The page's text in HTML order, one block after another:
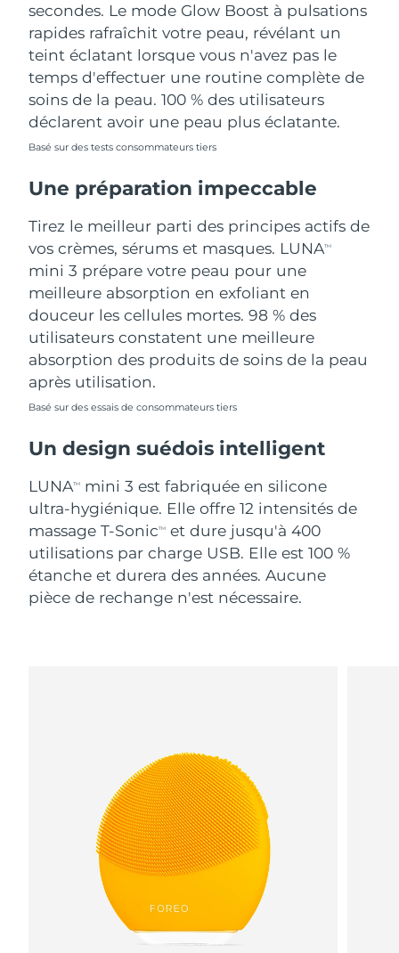
secondes. Le mode Glow Boost à pulsations
rapides rafraîchit votre peau, révélant un
teint éclatant lorsque vous n'avez pas le
temps d'effectuer une routine complète de
soins de la peau. 100 % des utilisateurs
déclarent avoir une peau plus éclatante.
Basé sur des tests consommateurs tiers
Une préparation impeccable
Tirez le meilleur parti des principes actifs de
vos crèmes, sérums et masques. LUNATM
mini 3 prépare votre peau pour une
meilleure absorption en exfoliant en
douceur les cellules mortes. 98 % des
utilisateurs constatent une meilleure
absorption des produits de soins de la peau
après utilisation.
Basé sur des essais de consommateurs tiers
Un design suédois intelligent
LUNATM
mini 3 est fabriquée en silicone
ultra-hygiénique. Elle offre 12 intensités de
massage T-SonicTM
et dure jusqu'à 400
utilisations par charge USB. Elle est 100 %
étanche et durera des années. Aucune
pièce de rechange n'est nécessaire.
États-Unis Livraison estimée
Ouzbékistan Livraison estimée8/14/26
Viêt Nam Livraison estimée